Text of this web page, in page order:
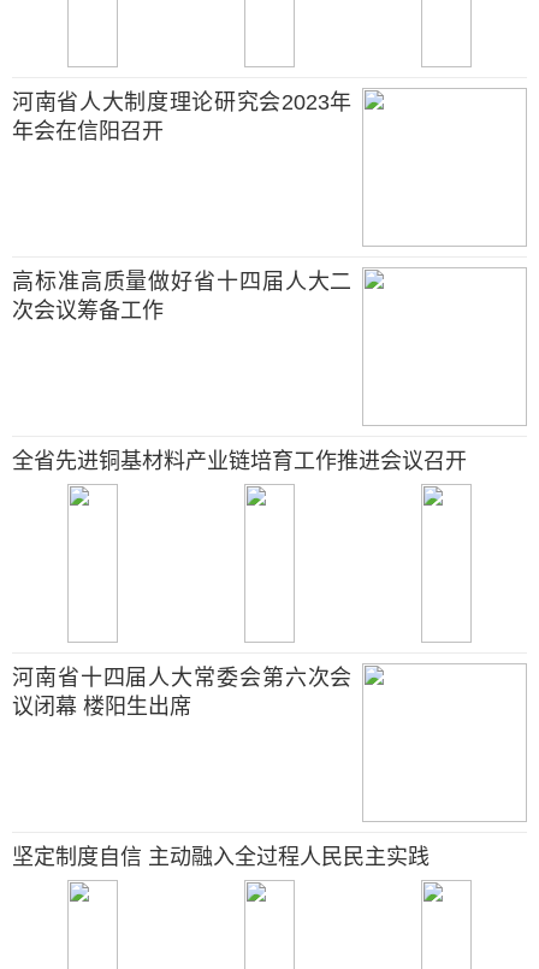
河南省人大制度理论研究会2023年
年会在信阳召开
高标准高质量做好省十四届人大二
次会议筹备工作
全省先进铜基材料产业链培育工作推进会议召开
河南省十四届人大常委会第六次会
议闭幕 楼阳生出席
坚定制度自信 主动融入全过程人民民主实践